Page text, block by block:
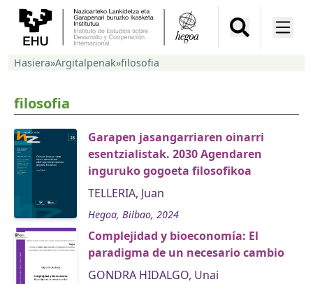
Hasiera»Argitalpenak»filosofia
filosofia
Garapen jasangarriaren oinarri
esentzialistak. 2030 Agendaren
inguruko gogoeta filosofikoa
TELLERIA, Juan
Hegoa, Bilbao, 2024
Complejidad y bioeconomía: El
paradigma de un necesario cambio
GONDRA HIDALGO, Unai